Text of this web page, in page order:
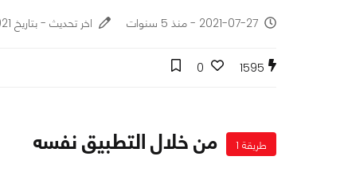
2021-07-27 - منذ 5 سنوات اخر تحديث - بتاريخ 2021-07-28
1595
0
طريقة 1
من خلال التطبيق نفسه